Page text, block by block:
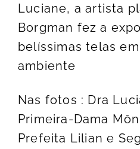
Luciane, a artista
Borgman fez a
belíssimas telas
ambiente
Nas fotos : Dra
Primeira-Dama
Prefeita Lilian e